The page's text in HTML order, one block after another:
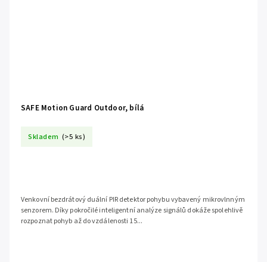
SAFE Motion Guard Outdoor, bílá
Skladem (>5 ks)
Venkovní bezdrátový duální PIR detektor pohybu vybavený mikrovlnným
senzorem. Díky pokročilé inteligentní analýze signálů dokáže spolehlivě
rozpoznat pohyb až do vzdálenosti 15...